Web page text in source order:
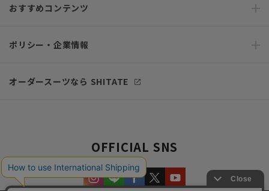
おすすめコンテンツ
ポリシー・企業情報
オーダースーツなら SHITATE
OFFICIAL SNS